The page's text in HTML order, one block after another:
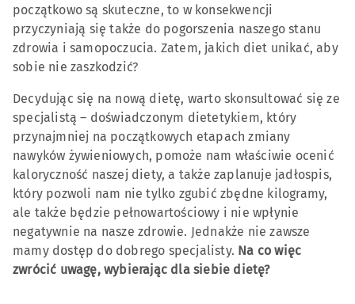
początkowo są skuteczne, to w konsekwencji
przyczyniają się także do pogorszenia naszego stanu
zdrowia i samopoczucia. Zatem, jakich diet unikać, aby
sobie nie zaszkodzić?
Decydując się na nową dietę, warto skonsultować się ze
specjalistą – doświadczonym dietetykiem, który
przynajmniej na początkowych etapach zmiany
nawyków żywieniowych, pomoże nam właściwie ocenić
kaloryczność naszej diety, a także zaplanuje jadłospis,
który pozwoli nam nie tylko zgubić zbędne kilogramy,
ale także będzie pełnowartościowy i nie wpłynie
negatywnie na nasze zdrowie. Jednakże nie zawsze
mamy dostęp do dobrego specjalisty. Na co więc
zwrócić uwagę, wybierając dla siebie dietę?